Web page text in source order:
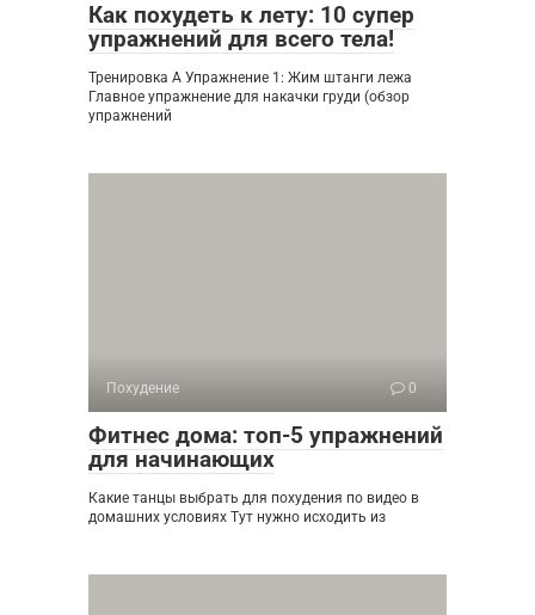
Как похудеть к лету: 10 супер
упражнений для всего тела!
Тренировка А Упражнение 1: Жим штанги лежа
Главное упражнение для накачки груди (обзор
упражнений
Похудение 0
Фитнес дома: топ-5 упражнений
для начинающих
Какие танцы выбрать для похудения по видео в
домашних условиях Тут нужно исходить из